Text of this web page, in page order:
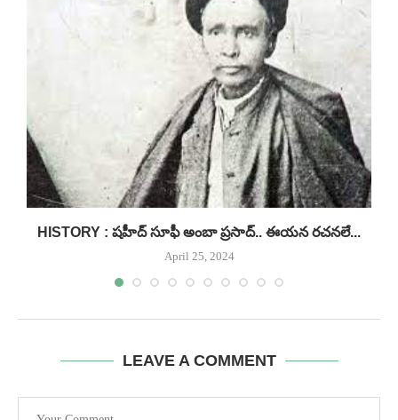
HISTORY : షహీద్ సూఫీ అంబా ప్రసాద్.. ఈయన రచనలే...
April 25, 2024
LEAVE A COMMENT